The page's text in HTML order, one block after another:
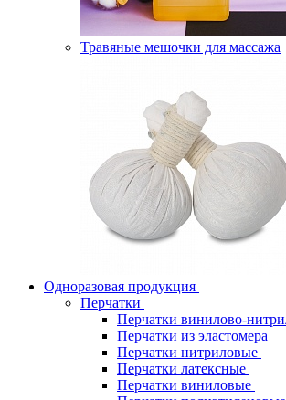
Травяные мешочки для массажа
Одноразовая продукция
Перчатки
Перчатки винилово-
Перчатки из эластомера
Перчатки нитриловые
Перчатки латексные
Перчатки виниловые